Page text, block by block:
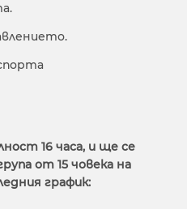
16 часа, и ще се
от 15 човека на
график: